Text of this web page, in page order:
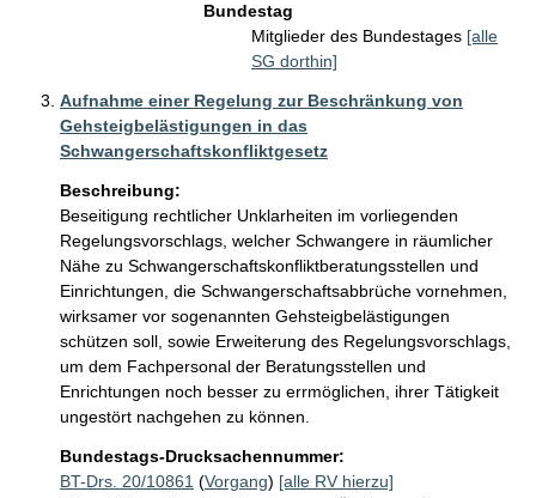
Bundestag
Mitglieder des Bundestages [alle
SG dorthin]
Aufnahme einer Regelung zur Beschränkung von
Gehsteigbelästigungen in das
Schwangerschaftskonfliktgesetz
Beschreibung:
Beseitigung rechtlicher Unklarheiten im vorliegenden
Regelungsvorschlags, welcher Schwangere in räumlicher
Nähe zu Schwangerschaftskonfliktberatungsstellen und
Einrichtungen, die Schwangerschaftsabbrüche vornehmen,
wirksamer vor sogenannten Gehsteigbelästigungen
schützen soll, sowie Erweiterung des Regelungsvorschlags,
um dem Fachpersonal der Beratungsstellen und
Enrichtungen noch besser zu errmöglichen, ihrer Tätigkeit
ungestört nachgehen zu können.
Bundestags-Drucksachennummer:
BT-Drs. 20/10861 (Vorgang) [alle RV hierzu]